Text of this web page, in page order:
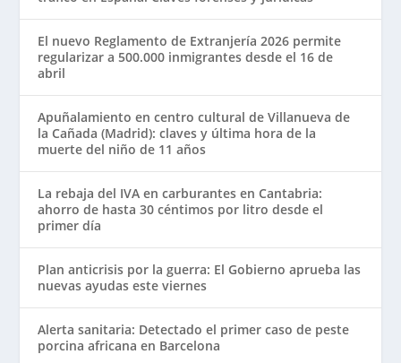
El nuevo Reglamento de Extranjería 2026 permite
regularizar a 500.000 inmigrantes desde el 16 de
abril
Apuñalamiento en centro cultural de Villanueva de
la Cañada (Madrid): claves y última hora de la
muerte del niño de 11 años
La rebaja del IVA en carburantes en Cantabria:
ahorro de hasta 30 céntimos por litro desde el
primer día
Plan anticrisis por la guerra: El Gobierno aprueba las
nuevas ayudas este viernes
Alerta sanitaria: Detectado el primer caso de peste
porcina africana en Barcelona